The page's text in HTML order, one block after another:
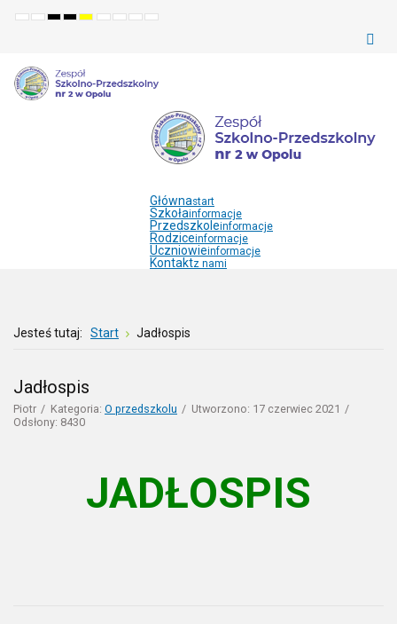
Default
NightHighHighHighSetSetMake
Set
Głównastart
Szkołainformacje
Przedszkoleinformacje
Rodziceinformacje
Uczniowieinformacje
Kontaktz nami
Jesteś tutaj: Start Jadłospis
Jadłospis
Piotr Kategoria: O przedszkolu
Utworzono: 17 czerwiec 2021
Odsłony: 8430
JADŁOSPIS